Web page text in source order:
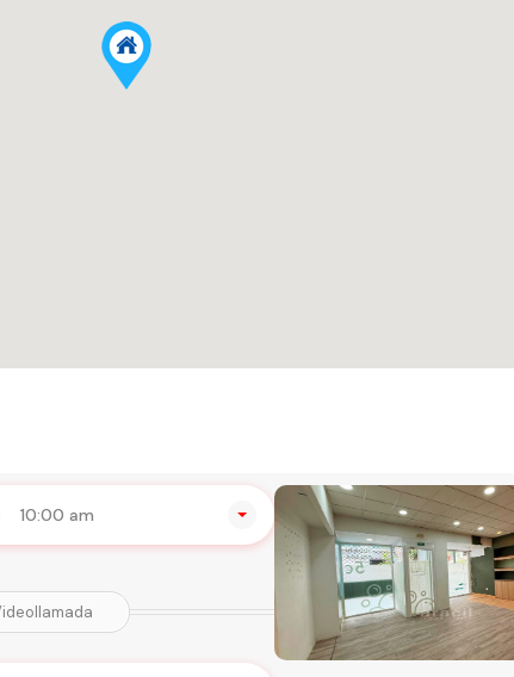
10:00 am